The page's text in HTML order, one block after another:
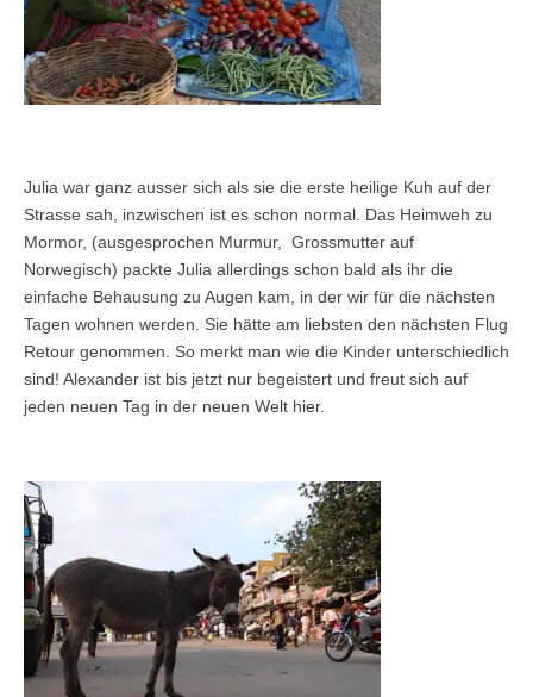
Julia war ganz ausser sich als sie die erste heilige Kuh auf der
Strasse sah, inzwischen ist es schon normal. Das Heimweh zu
Mormor, (ausgesprochen Murmur, Grossmutter auf
Norwegisch) packte Julia allerdings schon bald als ihr die
einfache Behausung zu Augen kam, in der wir für die nächsten
Tagen wohnen werden. Sie hätte am liebsten den nächsten Flug
Retour genommen. So merkt man wie die Kinder unterschiedlich
sind! Alexander ist bis jetzt nur begeistert und freut sich auf
jeden neuen Tag in der neuen Welt hier.